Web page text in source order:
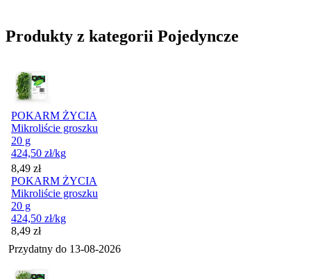
Produkty z kategorii Pojedyncze
POKARM ŻYCIA
Mikroliście groszku
20 g
424,50 zł/kg
Cena
8,49 zł
POKARM ŻYCIA
Mikroliście groszku
20 g
424,50 zł/kg
Cena
8,49 zł
Przydatny do 13-08-2026